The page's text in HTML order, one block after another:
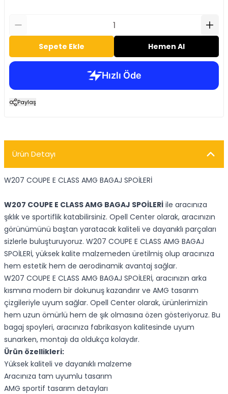
Sepete Ekle Hemen Al
Paylaş
Ürün Detayı
W207 COUPE E CLASS AMG BAGAJ SPOİLERİ
W207 COUPE E CLASS AMG BAGAJ SPOİLERİ ile aracınıza
şıklık ve sportiflik katabilirsiniz. Opell Center olarak, aracınızın
görünümünü baştan yaratacak kaliteli ve dayanıklı parçaları
sizlerle buluşturuyoruz. W207 COUPE E CLASS AMG BAGAJ
SPOİLERİ, yüksek kalite malzemeden üretilmiş olup aracınıza
hem estetik hem de aerodinamik avantaj sağlar.
W207 COUPE E CLASS AMG BAGAJ SPOİLERİ, aracınızın arka
kısmına modern bir dokunuş kazandırır ve AMG tasarım
çizgileriyle uyum sağlar. Opell Center olarak, ürünlerimizin
hem uzun ömürlü hem de şık olmasına özen gösteriyoruz. Bu
bagaj spoyleri, aracınıza fabrikasyon kalitesinde uyum
sunarken, montajı da oldukça kolaydır.
Ürün özellikleri:
Yüksek kaliteli ve dayanıklı malzeme
Aracınıza tam uyumlu tasarım
AMG sportif tasarım detayları